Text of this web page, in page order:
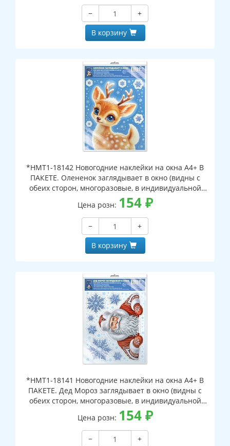
−
+
В корзину
*НМТ1-18142 Новогодние наклейки на окна А4+ В
ПАКЕТЕ. Олененок заглядывает в окно (видны с
обеих сторон, многоразовые, в индивидуальной
упаковке, с европодвесом и клеевым клапаном)
Цена розн: 154₽
−
+
В корзину
*НМТ1-18141 Новогодние наклейки на окна А4+ В
ПАКЕТЕ. Дед Мороз заглядывает в окно (видны с
обеих сторон, многоразовые, в индивидуальной
упаковке, с европодвесом и клеевым клапаном)
Цена розн: 154₽
−
+